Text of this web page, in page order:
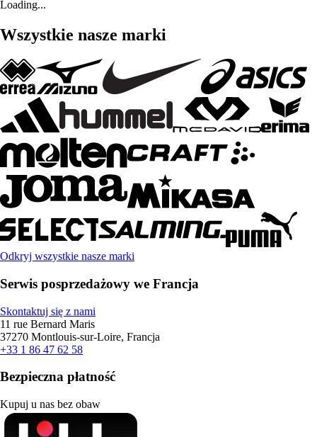
Loading...
Wszystkie nasze marki
Odkryj wszystkie nasze marki
Serwis posprzedażowy we Francja
Skontaktuj się z nami
11 rue Bernard Maris
37270 Montlouis-sur-Loire, Francja
+33 1 86 47 62 58
Bezpieczna płatność
Kupuj u nas bez obaw